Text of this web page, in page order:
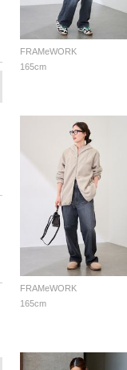
FRAMeWORK
165cm
FRAMeWORK
165cm